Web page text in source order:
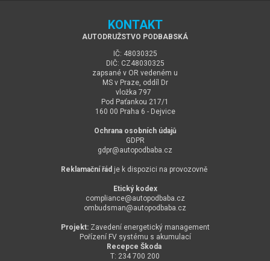
KONTAKT
AUTODRUŽSTVO PODBABSKÁ
IČ: 48030325
DIČ: CZ48030325
zapsané v OR vedeném u
MS v Praze, oddíl Dr
vložka 797
Pod Paťankou 217/1
160 00 Praha 6 - Dejvice
Ochrana osobních údajů
GDPR
gdpr@autopodbaba.cz
Reklamační řád je k dispozici na provozovně
Etický kodex
compliance@autopodbaba.cz
ombudsman@autopodbaba.cz
Projekt: Zavedení energetický management
Pořízení FV systému s akumulací
Recepce Škoda
T: 234 700 200